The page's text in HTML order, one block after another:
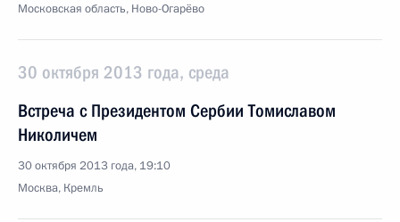
Московская область, Ново-Огарёво
30 октября 2013 года, среда
Встреча с Президентом Сербии Томиславом
Николичем
30 октября 2013 года, 19:10
Москва, Кремль